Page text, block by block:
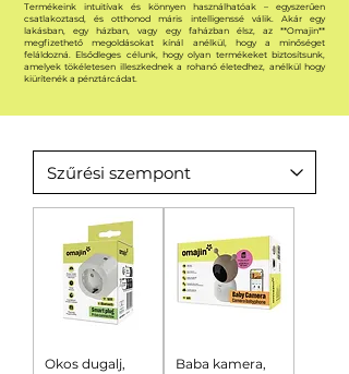
Termékeink intuitívak és könnyen használhatóak – egyszerűen
csatlakoztasd, és otthonod máris intelligenssé válik. Akár egy
lakásban, egy házban, vagy egy faházban élsz, az **Omajin**
megfizethető megoldásokat kínál anélkül, hogy a minőséget
feláldozná. Elsődleges célunk, hogy olyan termékeket biztosítsunk,
amelyek tökéletesen illeszkednek a rohanó életedhez, anélkül hogy
kiürítenék a pénztárcádat.
Okos dugalj,
Baba kamera,